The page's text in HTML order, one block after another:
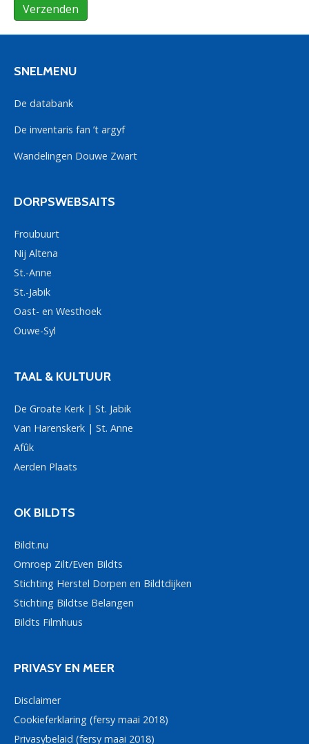
Verzenden
SNELMENU
De databank
De inventaris fan ’t argyf
Wandelingen Douwe Zwart
DORPSWEBSAITS
Froubuurt
Nij Altena
St.-Anne
St.-Jabik
Oast- en Westhoek
Ouwe-Syl
TAAL & KULTUUR
De Groate Kerk | St. Jabik
Van Harenskerk | St. Anne
Afûk
Aerden Plaats
OK BILDTS
Bildt.nu
Omroep Zilt/Even Bildts
Stichting Herstel Dorpen en Bildtdijken
Stichting Bildtse Belangen
Bildts Filmhuus
PRIVASY EN MEER
Disclaimer
Cookieferklaring (fersy maai 2018)
Privasybelaid (fersy maai 2018)